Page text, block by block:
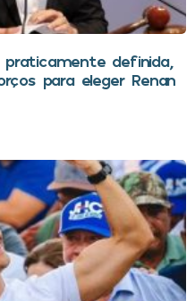
definida,
para eleger Renan